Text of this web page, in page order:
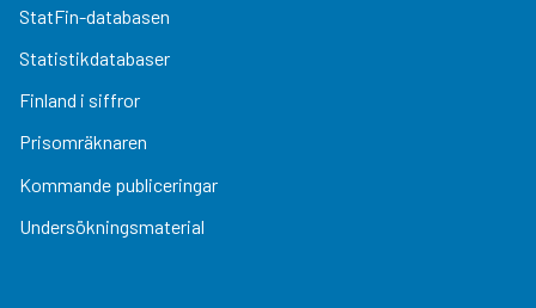
StatFin-databasen
Statistikdatabaser
Finland i siffror
Prisomräknaren
Kommande publiceringar
Undersökningsmaterial